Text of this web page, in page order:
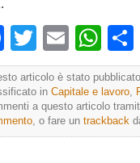
Facebook
TwitterEmail
articolo è stato
in Capitale e lavoro,
a questo articolo
, o fare un trackback